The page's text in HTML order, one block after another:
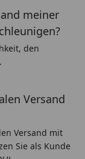
meiner
den
Versand
Versand mit
Sie als Kunde